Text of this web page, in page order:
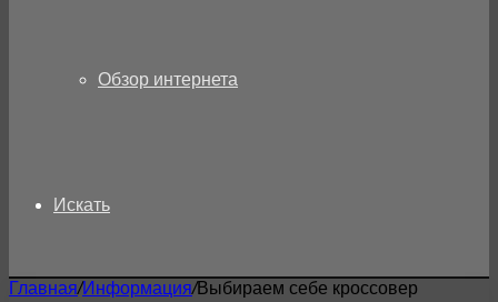
Обзор интернета
Искать
Главная/Информация/Выбираем себе кроссовер